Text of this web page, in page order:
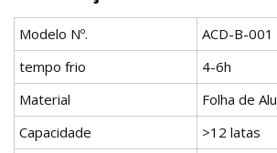
Modelo Nº.
ACD-B-001
tempo frio
4-6h
Material
Folha de
Capacidade
>12 latas